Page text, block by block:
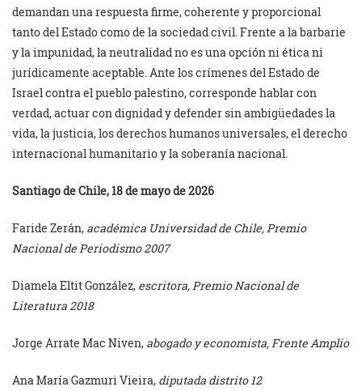
demandan una respuesta firme, coherente y proporcional
tanto del Estado como de la sociedad civil. Frente a la barbarie
y la impunidad, la neutralidad no es una opción ni ética ni
jurídicamente aceptable. Ante los crímenes del Estado de
Israel contra el pueblo palestino, corresponde hablar con
verdad, actuar con dignidad y defender sin ambigüedades la
vida, la justicia, los derechos humanos universales, el derecho
internacional humanitario y la soberanía nacional.
Santiago de Chile, 18 de mayo de 2026
Faride Zerán, académica Universidad de Chile, Premio
Nacional de Periodismo 2007
Diamela Eltit González, escritora, Premio Nacional de
Literatura 2018
Jorge Arrate Mac Niven, abogado y economista, Frente Amplio
Ana María Gazmuri Vieira, diputada distrito 12